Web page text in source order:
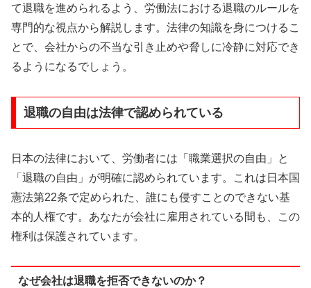
て退職を進められるよう、労働法における退職のルールを
専門的な視点から解説します。法律の知識を身につけるこ
とで、会社からの不当な引き止めや脅しに冷静に対応でき
るようになるでしょう。
退職の自由は法律で認められている
日本の法律において、労働者には「職業選択の自由」と
「退職の自由」が明確に認められています。これは日本国
憲法第22条で定められた、誰にも侵すことのできない基
本的人権です。あなたが会社に雇用されている間も、この
権利は保護されています。
なぜ会社は退職を拒否できないのか？